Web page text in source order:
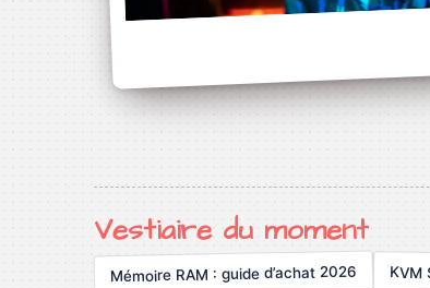
Vestiaire du moment
Mémoire RAM : guide d’achat 2026 KVM